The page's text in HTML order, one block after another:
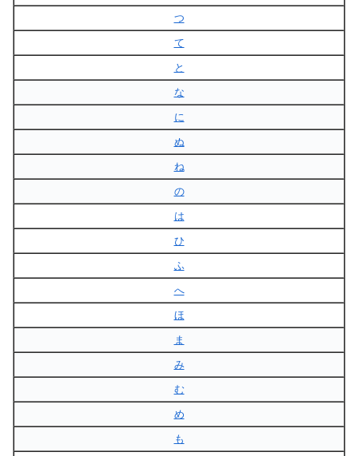
つ
て
と
な
に
ぬ
ね
の
は
ひ
ふ
へ
ほ
ま
み
む
め
も